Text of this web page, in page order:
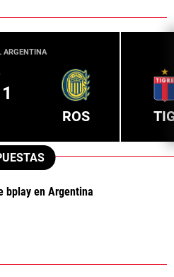
ARGENTINA
1
ROS
bplay en Argentina